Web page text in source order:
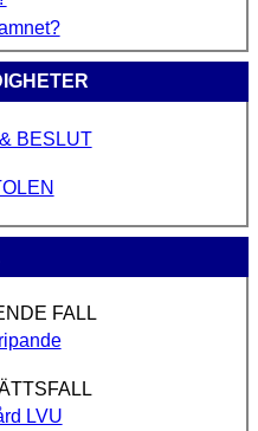
BESLUT
FALL
LVU